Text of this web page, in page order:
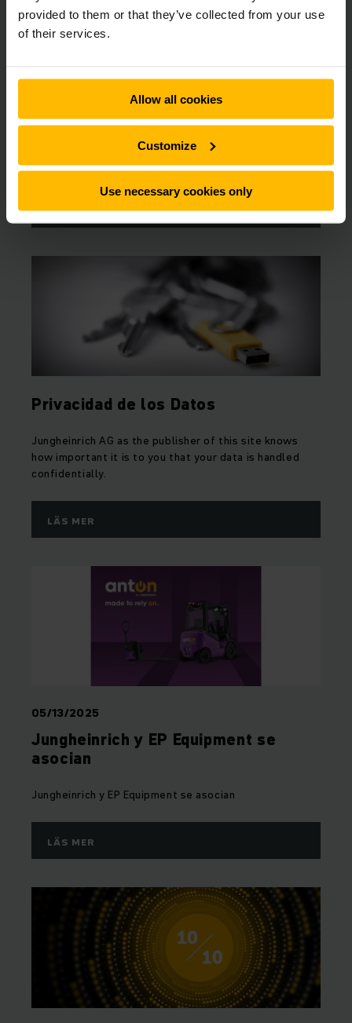
provided to them or that they’ve collected from your use
of their services.
Allow all cookies
Customize
Use necessary cookies only
Automatización
Con un almacén perfectamente coreografiado
se producirá de forma automática.
LÄS MER
Privacidad de los Datos
Jungheinrich AG as the publisher of this site knows
how important it is to you that your data is handled
confidentially.
LÄS MER
05/13/2025
Jungheinrich y EP Equipment se
asocian
Jungheinrich y EP Equipment se asocian
LÄS MER